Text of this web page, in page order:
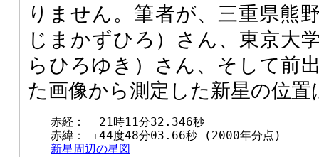
りません。筆者が、三重県熊
じまかずひろ）さん、東京大
らひろゆき）さん、そして前
た画像から測定した新星の位置
赤経：  21時11分32.346秒
赤緯： +44度48分03.66秒 (2000年分点)
新星周辺の星図